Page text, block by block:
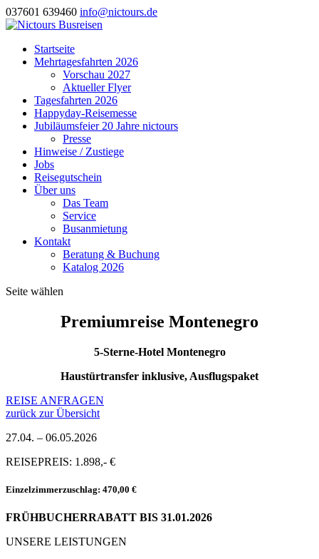
037601 639460 info@nictours.de
Startseite
Mehrtagesfahrten 2026
Vorschau 2027
Aktueller Flyer
Tagesfahrten 2026
Happyday-Reisemesse
Jubiläumsfeier 20 Jahre nictours
Presse
Hinweise / Zustiege
Jobs
Reisegutschein
Über uns
Das Team
Service
Busanmietung
Kontakt
Beratung & Buchung
Katalog 2026
Seite wählen
Premiumreise Montenegro
5-Sterne-Hotel Montenegro
Haustürtransfer inklusive, Ausflugspaket
REISE ANFRAGEN
zurück zur Übersicht
27.04. – 06.05.2026
REISEPREIS: 1.898,- €
Einzelzimmerzuschlag: 470,00 €
FRÜHBUCHERRABATT BIS 31.01.2026
UNSERE LEISTUNGEN